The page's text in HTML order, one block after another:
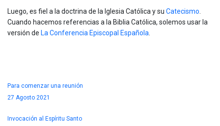
Luego, es fiel a la doctrina de la Iglesia Católica y su Catecismo
Cuando hacemos referencias a la Biblia Católica, solemos usar la
versión de La Conferencia Episcopal Española
Para comenzar una reunión
27 Agosto 2021
Invocación al Espíritu Santo